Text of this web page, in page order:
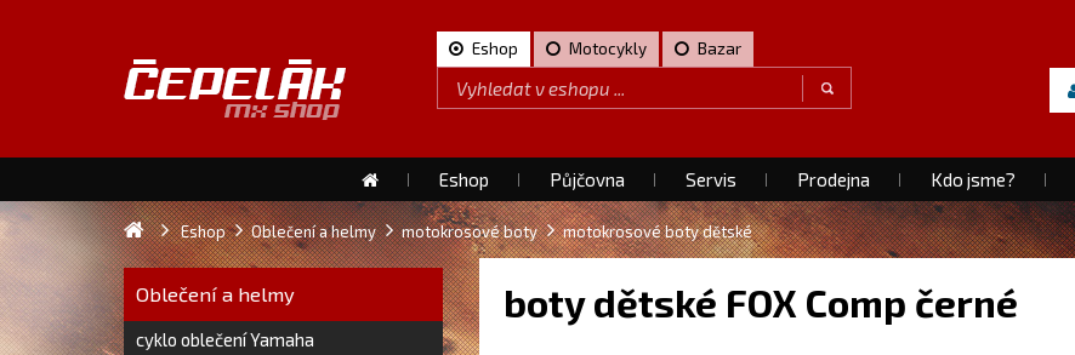
Eshop Motocykly Bazar
Eshop Půjčovna Servis Prodejna Kdo jsme?
Eshop Oblečení a helmy motokrosové boty motokrosové boty dětské
Oblečení a helmy
cyklo oblečení Yamaha
boty dětské FOX Comp černé